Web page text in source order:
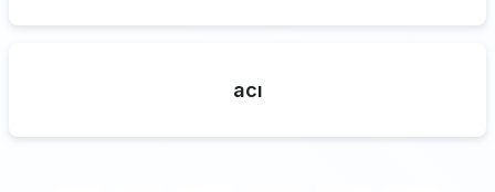
acı